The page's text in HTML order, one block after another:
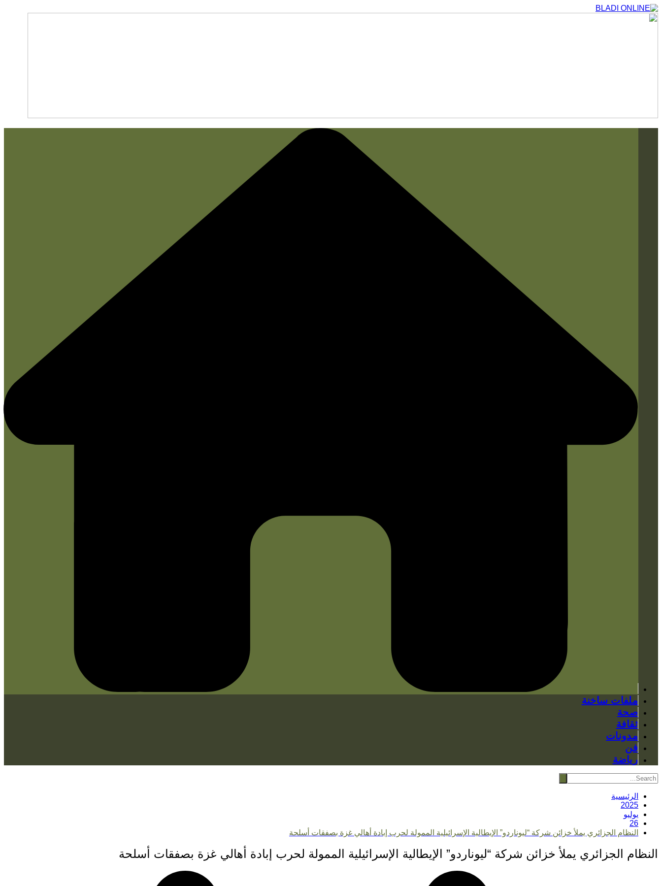
التجاوز
إلى
ملفات ساخنة
صحة
ثقافة
مدونات
فن
رياضة
الرئيسية
2025
يوليو
26
النظام الجزائري يملأ خزائن شركة “ليوناردو” الإيطالية الإسرائيلية الممولة لحرب إبادة أهالي غزة بصفقات أسلحة
النظام الجزائري يملأ خزائن شركة “ليوناردو” الإيطالية الإسرائيلية الممولة لحرب إبادة أهالي غزة بصفقات أسلحة